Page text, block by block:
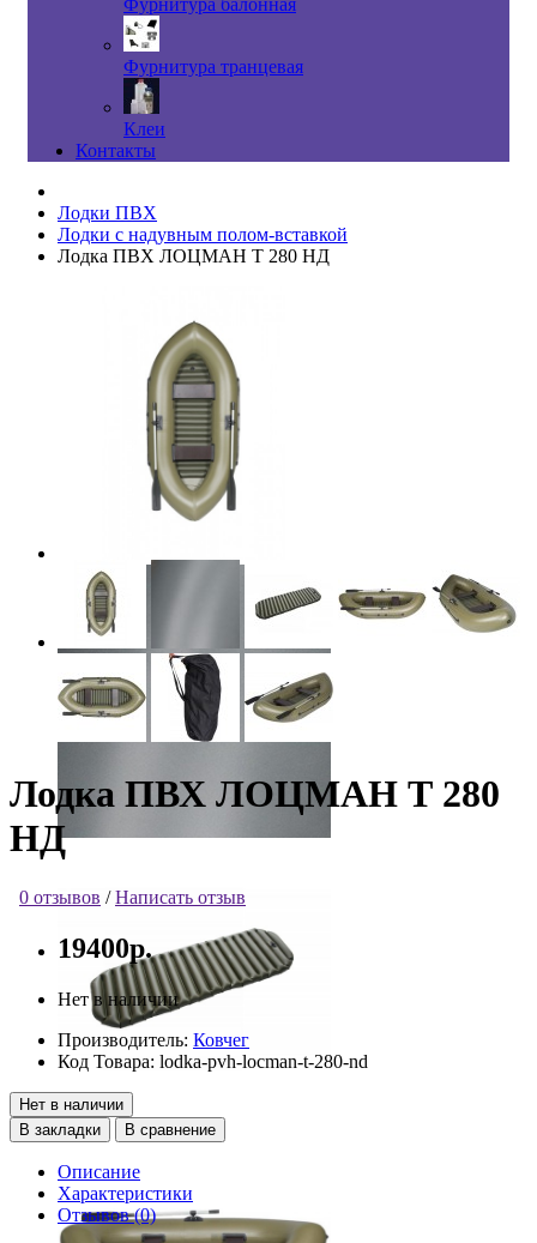
Фурнитура балонная
Фурнитура транцевая
Клеи
Контакты
Лодки ПВХ
Лодки с надувным полом-вставкой
Лодка ПВХ ЛОЦМАН Т 280 НД
Лодка ПВХ ЛОЦМАН Т 280
НД
0 отзывов /Написать отзыв
19400р.
Нет в наличии
Производитель: Ковчег
Код Товара: lodka-pvh-locman-t-280-nd
Нет в наличии
В закладки
В сравнение
Описание
Характеристики
Отзывов (0)